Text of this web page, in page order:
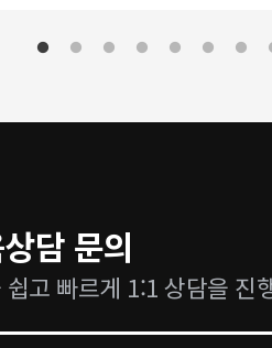
담 문의
고 빠르게 1:1 상담을 진